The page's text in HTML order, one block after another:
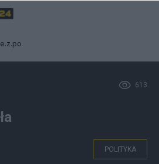
613
POLITYKA